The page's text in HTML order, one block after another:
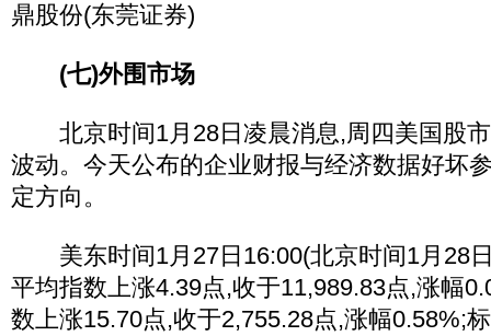
鼎股份(东莞证券)
(七)外围市场
北京时间1月28日凌晨消息,周四美国股市
波动。今天公布的企业财报与经济数据好坏
定方向。
美东时间1月27日16:00(北京时间1月28
平均指数上涨4.39点,收于11,989.83点,涨幅
数上涨15.70点,收于2,755.28点,涨幅0.58%;